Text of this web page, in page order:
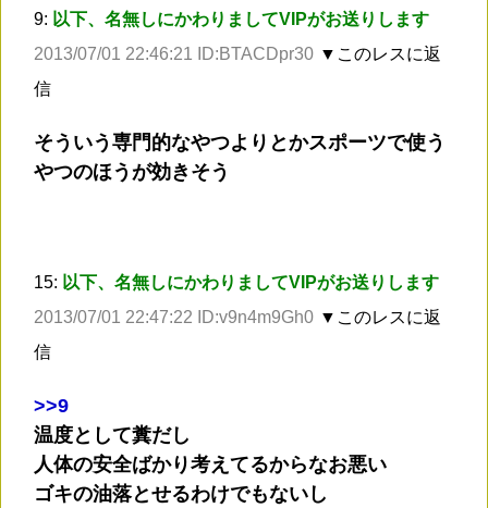
9: 以下、名無しにかわりましてVIPがお送りします
2013/07/01 22:46:21 ID:BTACDpr30 ▼このレスに返
信
そういう専門的なやつよりとかスポーツで使う
やつのほうが効きそう
15: 以下、名無しにかわりましてVIPがお送りします
2013/07/01 22:47:22 ID:v9n4m9Gh0 ▼このレスに返
信
>>9
温度として糞だし
人体の安全ばかり考えてるからなお悪い
ゴキの油落とせるわけでもないし